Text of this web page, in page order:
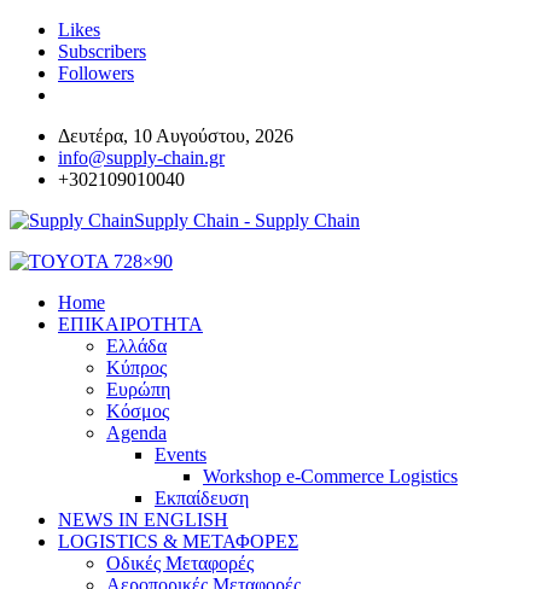
Likes
Subscribers
Followers
Δευτέρα, 10 Αυγούστου, 2026
info@supply-chain.gr
+302109010040
Supply Chain - Supply Chain
Home
ΕΠΙΚΑΙΡΟΤΗΤΑ
Ελλάδα
Κύπρος
Ευρώπη
Κόσμος
Agenda
Events
Workshop e-Commerce Logistics
Εκπαίδευση
NEWS IN ENGLISH
LOGISTICS & ΜΕΤΑΦΟΡΕΣ
Οδικές Μεταφορές
Αεροπορικές Μεταφορές